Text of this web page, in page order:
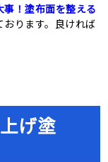
事！塗布面を整える
ります。良ければ
げ塗